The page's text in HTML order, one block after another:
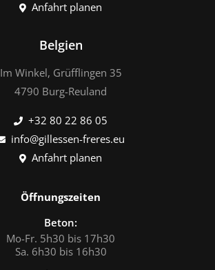
Anfahrt planen
Belgien
Im Winkel, Grüfflingen 35
4790 Burg-Reuland
+32 80 22 86 05
info@gillessen-freres.eu
Anfahrt planen
Öffnungszeiten
Beton:
Mo-Fr. 5h30 bis 17h30
Sa. 6h30 bis 16h30